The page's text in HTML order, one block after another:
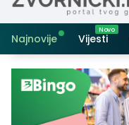
Najnovije Vijesti